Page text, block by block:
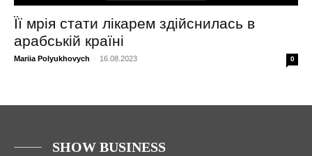
Її мрія стати лікарем здійснилась в
арабській країні
Mariia Polyukhovych - 16.08.2023 0
SHOW BUSINESS